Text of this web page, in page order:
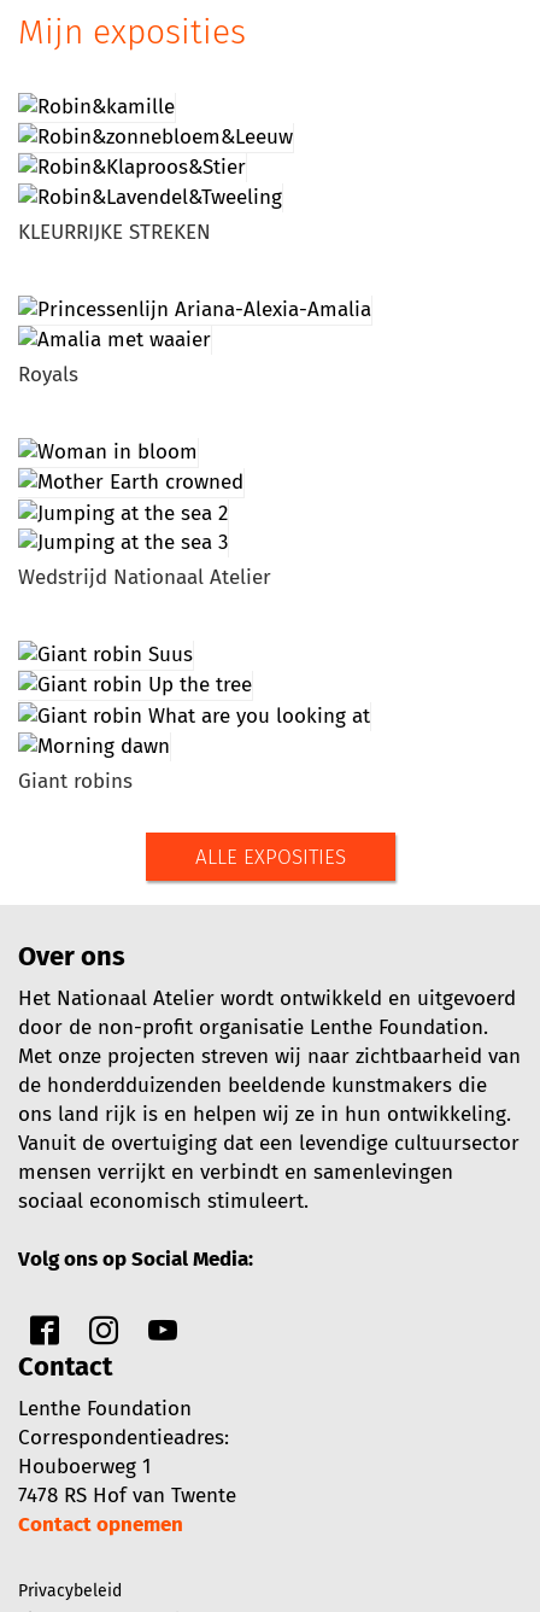
Mijn exposities
KLEURRIJKE STREKEN
Royals
Wedstrijd Nationaal Atelier
Giant robins
ALLE EXPOSITIES
Over ons
Het Nationaal Atelier wordt ontwikkeld en uitgevoerd
door de non-profit organisatie Lenthe Foundation.
Met onze projecten streven wij naar zichtbaarheid van
de honderdduizenden beeldende kunstmakers die
ons land rijk is en helpen wij ze in hun ontwikkeling.
Vanuit de overtuiging dat een levendige cultuursector
mensen verrijkt en verbindt en samenlevingen
sociaal economisch stimuleert.
Volg ons op Social Media:
Contact
Lenthe Foundation
Correspondentieadres:
Houboerweg 1
7478 RS Hof van Twente
Contact opnemen
Privacybeleid